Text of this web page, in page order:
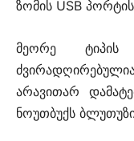
ზომის USB
მეორე ტიპის
არავითარ
ნოუთბუქს